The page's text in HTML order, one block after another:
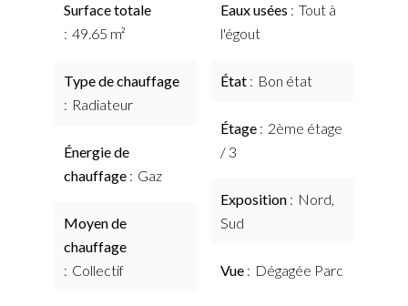
Surface totale
49.65 m²
Type de chauffage
Radiateur
Énergie de
chauffage
Gaz
Moyen de
chauffage
Collectif
Eaux usées
Tout à
l'égout
État Bon état
Étage
2ème étage
/ 3
Exposition
Nord,
Sud
Vue Dégagée Parc